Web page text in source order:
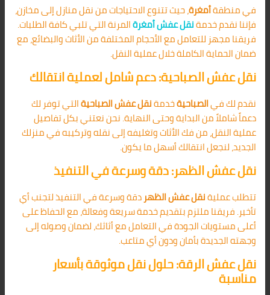
في منطقةأمغرة، حيث تتنوع الاحتياجات من نقل منازل إلى مخازن،
فإننا نقدم خدمةنقل عفش أمغرةالمرنة التي تلبي كافة الطلبات.
فريقنا مجهز للتعامل مع الأحجام المختلفة من الأثاث والبضائع، مع
ضمان الحماية الكاملة خلال عملية النقل.
نقل عفش الصباحية: دعم شامل لعملية انتقالك
نقدم لك فيالصباحيةخدمةنقل عفش الصباحيةالتي توفر لك
دعماً شاملاً من البداية وحتى النهاية. نحن نعتني بكل تفاصيل
عملية النقل، من فك الأثاث وتغليفه إلى نقله وتركيبه في منزلك
الجديد، لنجعل انتقالك أسهل ما يكون.
نقل عفش الظهر: دقة وسرعة في التنفيذ
تتطلب عمليةنقل عفش الظهردقة وسرعة في التنفيذ لتجنب أي
تأخير. فريقنا ملتزم بتقديم خدمة سريعة وفعالة، مع الحفاظ على
أعلى مستويات الجودة في التعامل مع أثاثك، لضمان وصوله إلى
وجهته الجديدة بأمان ودون أي متاعب.
نقل عفش الرقة: حلول نقل موثوقة بأسعار
مناسبة